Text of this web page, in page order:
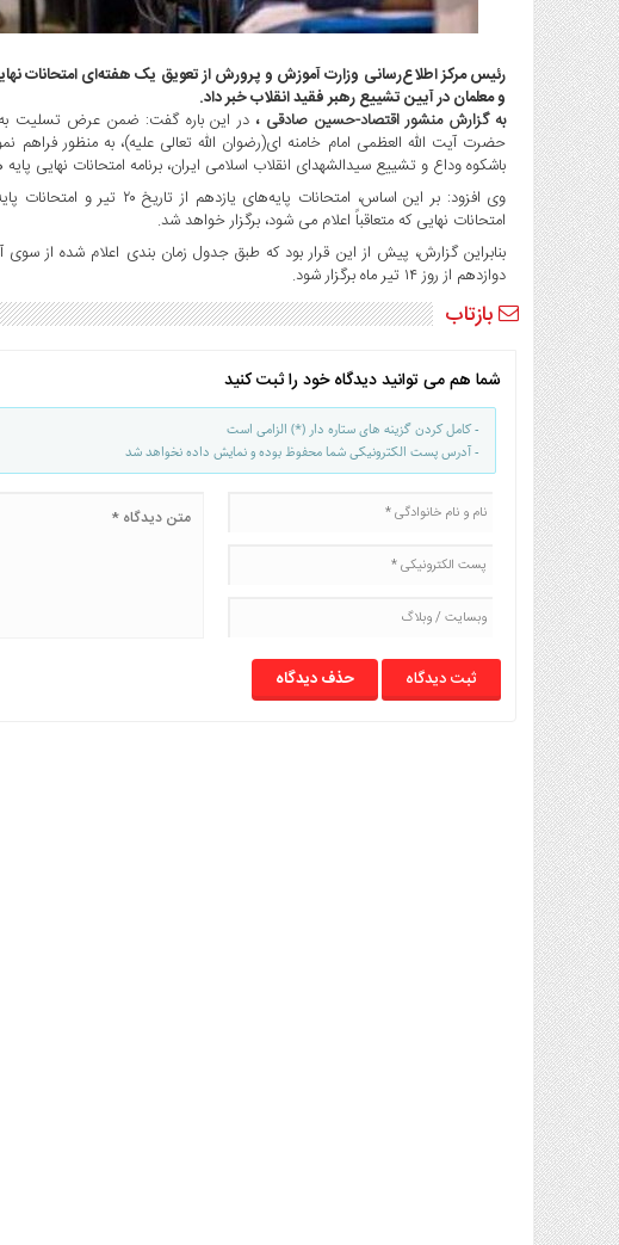
آوری
بانک
،
بیمه
و
ارز
دیجیتال
کشاورزی
و
صنایع
غذایی
سیاسی
و
بین
الملل
نگاه
روز
گوناگون
رئیس مرکز اطلاع‌رسانی وزارت آموزش و پرورش از تعویق یک هفته‌ای امتحانات
و معلمان در آیین تشییع رهبر فقید انقلاب خبر داد.
به گزارش منشور اقتصاد-حسین صادقی ، در این باره گفت: ضمن عرض تسلیت به
حضرت آیت الله العظمی امام خامنه ای(رضوان الله تعالی علیه)، به منظور
باشکوه وداع و تشییع سیدالشهدای انقلاب اسلامی ایران، برنامه امتحانات نهایی
امتحانات نهایی که متعاقباً اعلام می شود، برگزار خواهد شد.
دوازدهم از روز ۱۴ تیر ماه برگزار شود.
بازتاب
شما هم می توانید دیدگاه خود را ثبت کنید
- کامل کردن گزینه های ستاره دار (*) الزامی است
- آدرس پست الکترونیکی شما محفوظ بوده و نمایش داده نخواهد شد
حذف دیدگاه